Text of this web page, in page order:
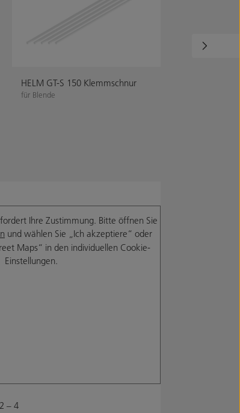
HELM GT-S 150 Klemmschnur
für Blende
Ihre Zustimmung. Bitte öffnen Sie
und wählen Sie „Ich akzeptiere“ oder
Maps“ in den individuellen Cookie-
Einstellungen.
– 4